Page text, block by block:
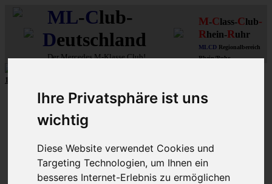
Ihre Privatsphäre ist uns
wichtig
Diese Website verwendet Cookies und
Targeting Technologien, um Ihnen ein
besseres Internet-Erlebnis zu ermöglichen
ML-Club-
Deutschland
DerMercedes M-Klasse Club!
M-Class-Club-
Rhein-Ruhr
MLCD Regionalbereich
Rhein/Ruhr
10 unserer W164
Schnellzugriff
Ungelesene
Forennutzer
FAQ
MLCD-Seiten MLCD-Foren-Übersicht